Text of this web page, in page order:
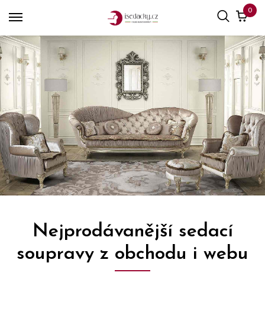
0
Nejprodávanější sedací
soupravy z obchodu i webu